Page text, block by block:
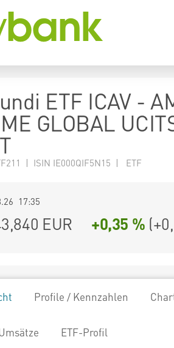
ETF ICAV -
GLOBAL
| ISIN IE000QIF5N15 | ETF
17:35
EUR +0,35 % (
Profile / Kennzahlen
ETF-Profil